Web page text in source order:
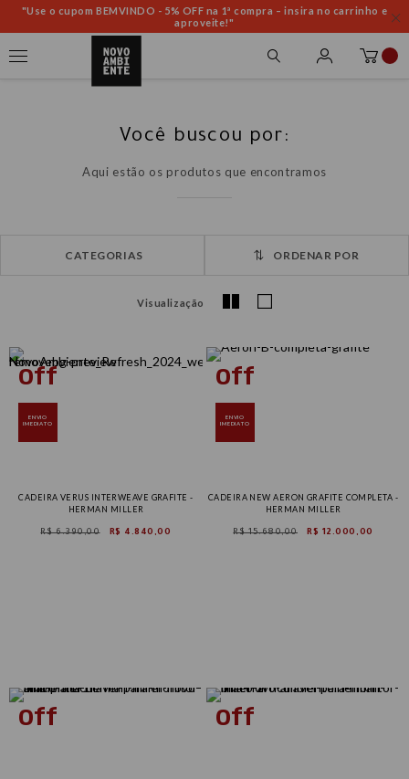
"Use o cupom BEMVINDO - 5% OFF na 1ª compra – insira no carrinho e
aproveite!"
Você buscou por:
Aqui estão os produtos que encontramos
ORDENAR POR
Visualização
CADEIRA VERUS INTERWEAVE GRAFITE -
HERMAN MILLER
R$ 6.390,00 R$ 4.840,00
ENVIO
IMEDIATO
CADEIRA NEW AERON GRAFITE COMPLETA -
HERMAN MILLER
R$ 15.680,00 R$ 12.000,00
ENVIO
IMEDIATO